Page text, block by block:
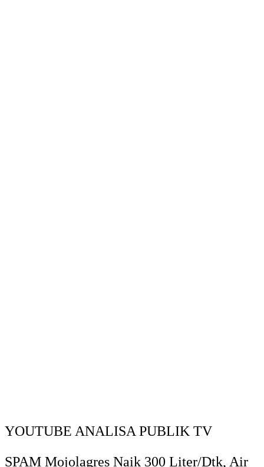
YOUTUBE ANALISA PUBLIK TV
SPAM Mojolagres Naik 300 Liter/Dtk, Air